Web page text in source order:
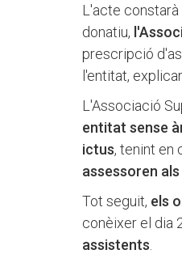
L'acte
donatiu,
prescripció
l'entitat,
L'Associació
entitat sense
ictus, tenint en
assessoren
Tot seguit, els
conèixer el dia
assistents